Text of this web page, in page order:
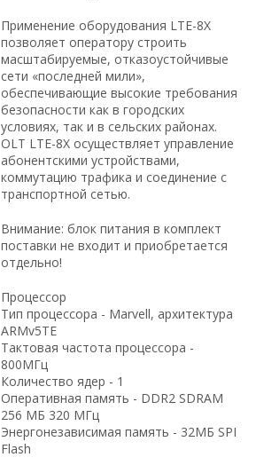
Применение оборудования LTE-8X
позволяет оператору строить
масштабируемые, отказоустойчивые
сети «последней мили»,
обеспечивающие высокие требования
безопасности как в городских
условиях, так и в сельских районах.
OLT LTE-8X осуществляет управление
абонентскими устройствами,
коммутацию трафика и соединение с
транспортной сетью.
Внимание: блок питания в комплект
поставки не входит и приобретается
отдельно!
Процессор
Тип процессора - Marvell, архитектура
ARMv5TE
Тактовая частота процессора -
800МГц
Количество ядер - 1
Оперативная память - DDR2 SDRAM
256 МБ 320 МГц
Энергонезависимая память - 32МБ SPI
Flash